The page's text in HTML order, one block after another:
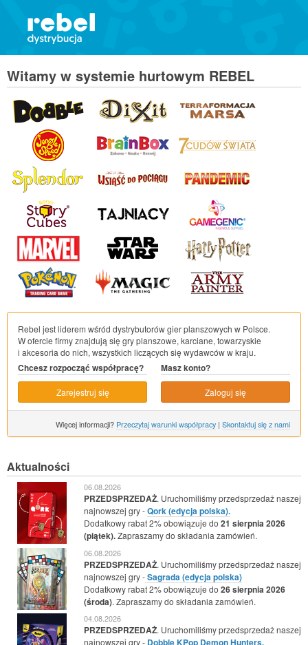
Witamy w systemie hurtowym REBEL
Rebel jest liderem wśród dystrybutorów gier planszowych w Polsce.
W ofercie firmy znajdują się gry planszowe, karciane, towarzyskie
i akcesoria do nich, wszystkich liczących się wydawców w kraju.
Chcesz rozpocząć współpracę?
Zarejestruj się
Masz konto?
Zaloguj się
Więcej informacji? Przeczytaj warunki współpracy | Skontaktuj się z nami
Aktualności
06.08.2026
PRZEDSPRZEDAŻ. Uruchomiliśmy przedsprzedaż naszej
najnowszej gry -Qork (edycja polska).
Dodatkowy rabat 2% obowiązuje do 21 sierpnia 2026
(piątek).Zapraszamy do składania zamówień.
06.08.2026
PRZEDSPRZEDAŻ. Uruchomiliśmy przedsprzedaż naszej
najnowszej gry -Sagrada (edycja polska)
Dodatkowy rabat 2% obowiązuje do 26 sierpnia 2026
(środa). Zapraszamy do składania zamówień.
04.08.2026
PRZEDSPRZEDAŻ. Uruchomiliśmy przedsprzedaż naszej
najnowszej gry - Dobble KPop Demon Hunters.